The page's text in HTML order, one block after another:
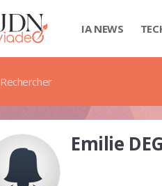
IA NEWS
Rechercher
Emilie